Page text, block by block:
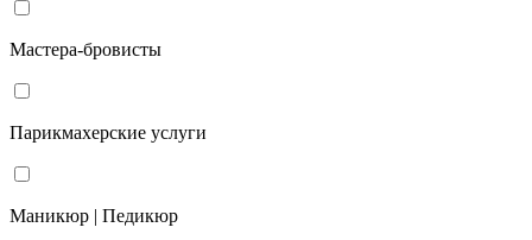
Мастера-бровисты
Парикмахерские услуги
Маникюр | Педикюр